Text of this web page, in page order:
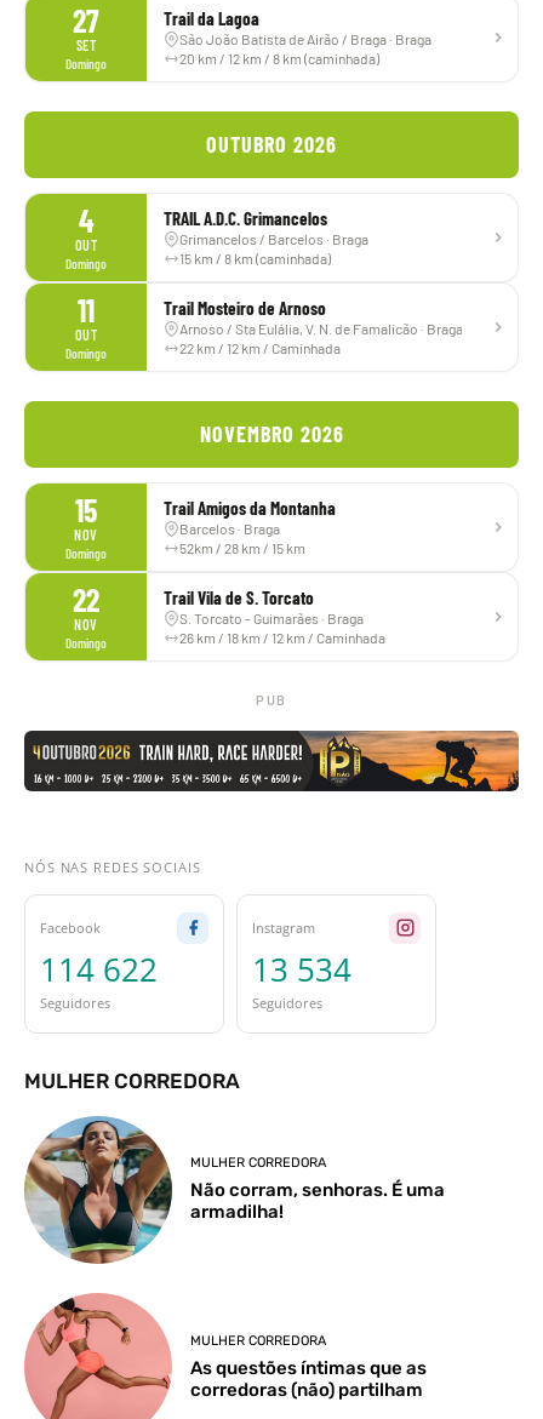
27
SET
Domingo
Trail da Lagoa
São João Batista de Airão / Braga · Braga
20 km / 12 km / 8 km (caminhada)
OUTUBRO 2026
4
OUT
Domingo
TRAIL A.D.C. Grimancelos
Grimancelos / Barcelos · Braga
15 km / 8 km (caminhada)
11
OUT
Domingo
Trail Mosteiro de Arnoso
Arnoso / Sta Eulália, V. N. de Famalicão · Braga
22 km / 12 km / Caminhada
NOVEMBRO 2026
15
NOV
Domingo
Trail Amigos da Montanha
Barcelos · Braga
52km / 28 km / 15 km
22
NOV
Domingo
Trail Vila de S. Torcato
S. Torcato - Guimarães · Braga
26 km / 18 km / 12 km / Caminhada
PUB
NÓS NAS REDES SOCIAIS
Facebook
114 622
Seguidores
Instagram
13 534
Seguidores
MULHER CORREDORA
MULHER CORREDORA
Não corram, senhoras. É uma
armadilha!
MULHER CORREDORA
As questões íntimas que as
corredoras (não) partilham